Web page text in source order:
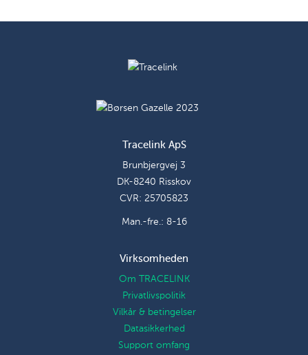
Tracelink ApS
Brunbjergvej 3
DK-8240 Risskov
CVR: 25705823
Man.-fre.: 8-16
Virksomheden
Om TRACELINK
Privatlivspolitik
Vilkår & betingelser
Datasikkerhed
Support omfang